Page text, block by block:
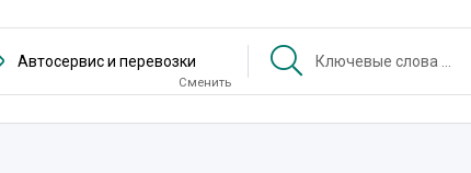
Автосервис и перевозки
Сменить